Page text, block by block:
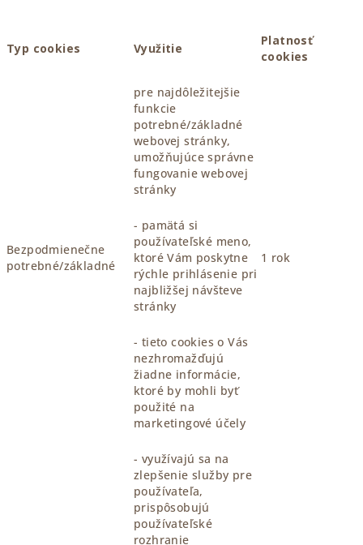
Typ cookies Využitie
Platnosť
cookies
Bezpodmienečne
potrebné/základné
pre najdôležitejšie
funkcie
potrebné/základné
webovej stránky,
umožňujúce správne
fungovanie webovej
stránky
- pamätá si
používateľské meno,
ktoré Vám poskytne
rýchle prihlásenie pri
najbližšej návšteve
stránky
- tieto cookies o Vás
nezhromažďujú
žiadne informácie,
ktoré by mohli byť
použité na
marketingové účely
1 rok
- využívajú sa na
zlepšenie služby pre
používateľa,
prispôsobujú
používateľské
rozhranie